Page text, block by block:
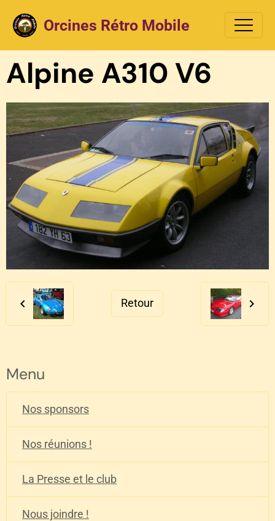
Orcines Rétro Mobile
Alpine A310 V6
Retour
Menu
Nos sponsors
Nos réunions !
La Presse et le club
Nous joindre !